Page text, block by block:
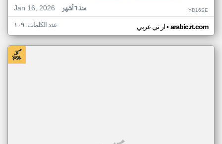
Jan 16, 2026
منذ ٦ أشهر YD16SE
ار تي عربي• arabic.rt.com عدد الكلمات: ١٠٩